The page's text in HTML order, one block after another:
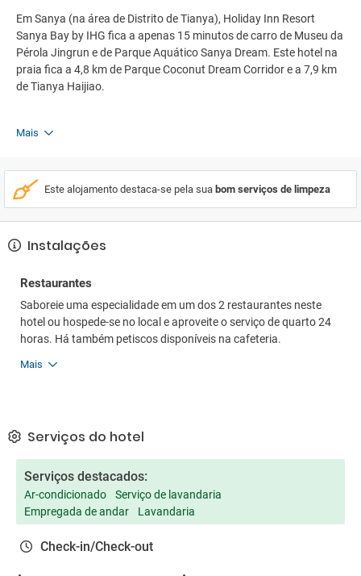
Em Sanya (na área de Distrito de Tianya), Holiday Inn Resort
Sanya Bay by IHG fica a apenas 15 minutos de carro de Museu da
Pérola Jingrun e de Parque Aquático Sanya Dream. Este hotel na
praia fica a 4,8 km de Parque Coconut Dream Corridor e a 7,9 km
de Tianya Haijiao.
Mais
Este alojamento destaca-se pela sua bom serviços de limpeza
Instalações
Restaurantes
Saboreie uma especialidade em um dos 2 restaurantes neste
hotel ou hospede-se no local e aproveite o serviço de quarto 24
horas. Há também petiscos disponíveis na cafeteria.
Mais
Serviços do hotel
Serviços destacados:
Ar-condicionado
Serviço de lavandaria
Empregada de andar
Lavandaria
Check-in/Check-out